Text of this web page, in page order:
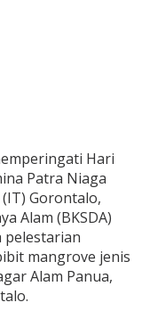
Hari
Patra Niaga
Gorontalo,
Alam (BKSDA)
pelestarian
mangrove jenis
Alam Panua,